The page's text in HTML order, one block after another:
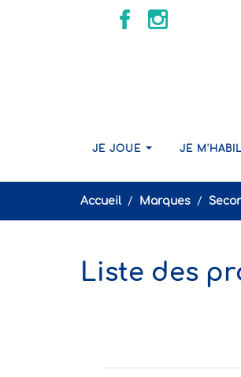
JE JOUE JE
Accueil Marques
Liste des